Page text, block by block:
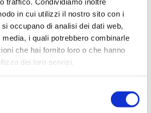
in cui utilizzi il nostro sito con i
occupano di analisi dei dati web,
i quali potrebbero combinarle
che hai fornito loro o che hanno
dei loro servizi.